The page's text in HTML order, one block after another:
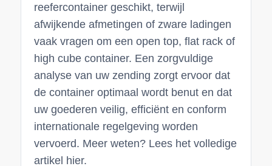
reefercontainer geschikt, terwijl
afwijkende afmetingen of zware ladingen
vaak vragen om een open top, flat rack of
high cube container. Een zorgvuldige
analyse van uw zending zorgt ervoor dat
de container optimaal wordt benut en dat
uw goederen veilig, efficiënt en conform
internationale regelgeving worden
vervoerd. Meer weten? Lees het volledige
artikel hier.